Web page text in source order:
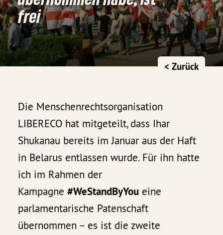
frei
< Zurück
Die Menschenrechtsorganisation
LIBERECO hat mitgeteilt, dass Ihar
Shukanau bereits im Januar aus der Haft
in Belarus entlassen wurde. Für ihn hatte
ich im Rahmen der
Kampagne#WeStandByYou eine
parlamentarische Patenschaft
übernommen – es ist die zweite